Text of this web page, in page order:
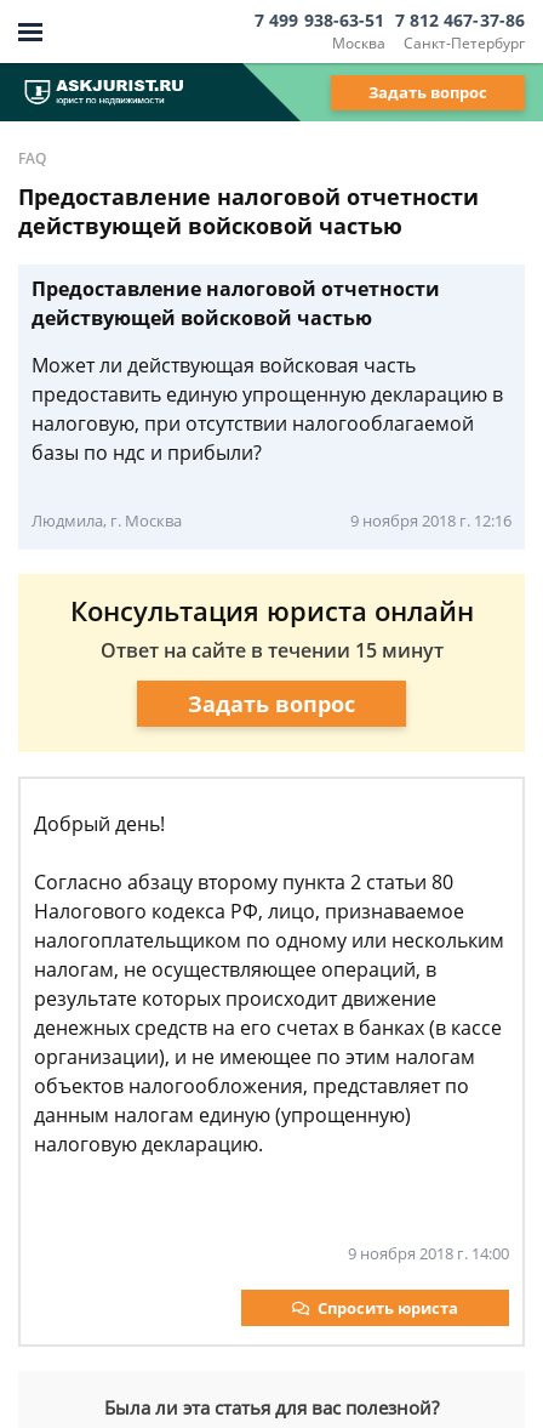
Москва
7 499 938-63-51
Санкт-Петербург
7 812 467-37-86
Задать вопрос
FAQ
Предоставление налоговой отчетности
действующей войсковой частью
Предоставление налоговой отчетности
действующей войсковой частью
Может ли действующая войсковая часть
предоставить единую упрощенную декларацию в
налоговую, при отсутствии налогооблагаемой
базы по ндс и прибыли?
Людмила, г. Москва 9 ноября 2018 г. 12:16
Консультация юриста онлайн
Ответ на сайте в течении 15 минут
Задать вопрос
Добрый день!
Согласно абзацу второму пункта 2 статьи 80
Налогового кодекса РФ, лицо, признаваемое
налогоплательщиком по одному или нескольким
налогам, не осуществляющее операций, в
результате которых происходит движение
денежных средств на его счетах в банках (в кассе
организации), и не имеющее по этим налогам
объектов налогообложения, представляет по
данным налогам единую (упрощенную)
налоговую декларацию.
9 ноября 2018 г. 14:00
Спросить юриста
Была ли эта статья для вас полезной?